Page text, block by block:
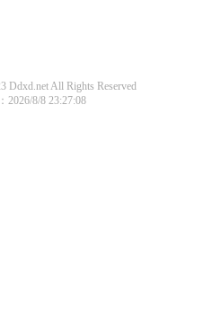
Ddxd.net All Rights Reserved
2026/8/8 23:27:08